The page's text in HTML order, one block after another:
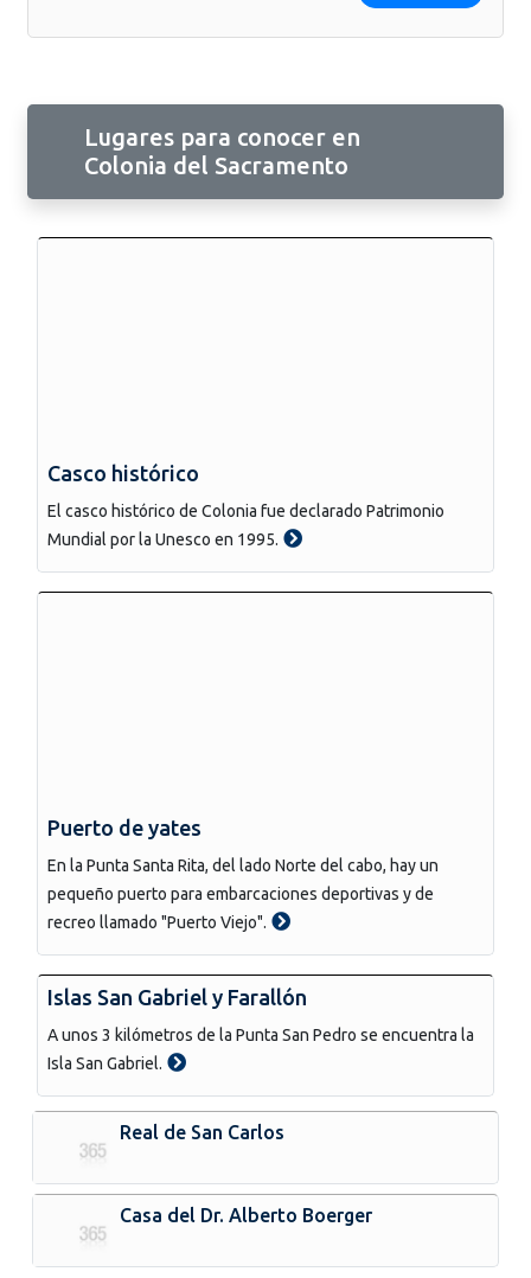
Lugares para conocer en
Colonia del Sacramento
Casco histórico
El casco histórico de Colonia fue declarado Patrimonio
Mundial por la Unesco en 1995.
Puerto de yates
En la Punta Santa Rita, del lado Norte del cabo, hay un
pequeño puerto para embarcaciones deportivas y de
recreo llamado "Puerto Viejo".
Islas San Gabriel y Farallón
A unos 3 kilómetros de la Punta San Pedro se encuentra la
Isla San Gabriel.
Real de San Carlos
Casa del Dr. Alberto Boerger